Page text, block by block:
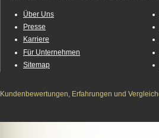
Über Uns
Presse
Karriere
Für Unternehmen
Sitemap
Kundenbewertungen, Erfahrungen und